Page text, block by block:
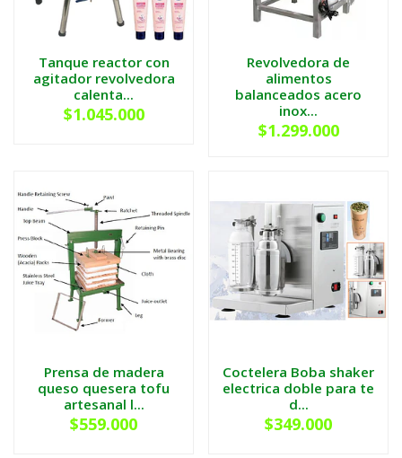
Tanque reactor con
agitador revolvedora
calenta...
$1.045.000
Revolvedora de
alimentos
balanceados acero
inox...
$1.299.000
Prensa de madera
queso quesera tofu
artesanal l...
$559.000
Coctelera Boba shaker
electrica doble para te
d...
$349.000